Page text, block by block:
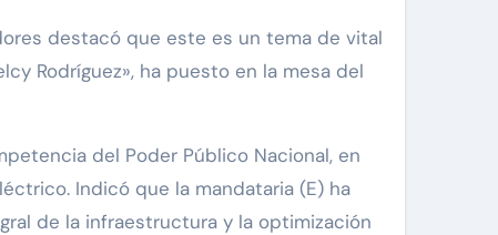
destacó que este es un tema de vital
Rodríguez», ha puesto en la mesa del
del Poder Público Nacional, en
Indicó que la mandataria (E) ha
de la infraestructura y la optimización